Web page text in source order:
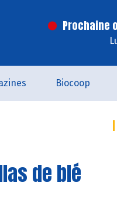
Prochaine
Biocoop
de blé